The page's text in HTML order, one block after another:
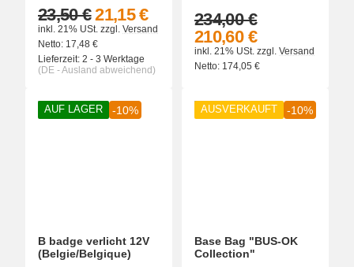
21,15 €
23,50 €
inkl. 21% USt. zzgl. Versand
Netto: 17,48 €
Lieferzeit: 2 - 3 Werktage
(DE - Ausland abweichend)
210,60 €
234,00 €
inkl. 21% USt. zzgl. Versand
Netto: 174,05 €
AUF LAGER -10%
B badge verlicht 12V
(Belgie/Belgique)
AUSVERKAUFT -10%
Base Bag "BUS-OK
Collection"